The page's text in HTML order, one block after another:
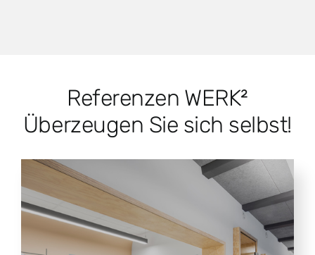
Referenzen WERK²
Überzeugen Sie sich selbst!